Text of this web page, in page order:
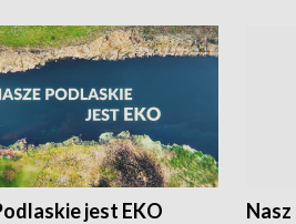
jest EKO